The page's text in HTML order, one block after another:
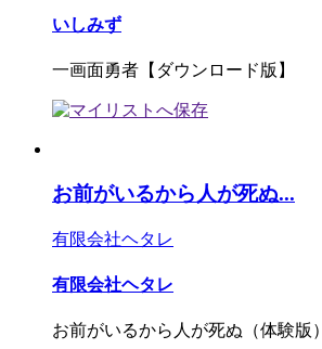
いしみず
一画面勇者【ダウンロード版】
お前がいるから人が死ぬ...
有限会社ヘタレ
有限会社ヘタレ
お前がいるから人が死ぬ（体験版）